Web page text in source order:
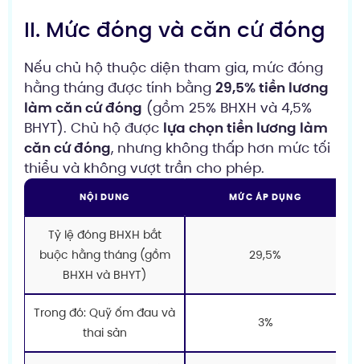
II. Mức đóng và căn cứ đóng
Nếu chủ hộ thuộc diện tham gia, mức đóng
hằng tháng được tính bằng 29,5% tiền lương
làm căn cứ đóng (gồm 25% BHXH và 4,5%
BHYT). Chủ hộ được lựa chọn tiền lương làm
căn cứ đóng, nhưng không thấp hơn mức tối
thiểu và không vượt trần cho phép.
NỘI DUNG MỨC ÁP DỤNG
Tỷ lệ đóng BHXH bắt
buộc hằng tháng (gồm
BHXH và BHYT)
29,5%
Trong đó: Quỹ ốm đau và
thai sản
3%